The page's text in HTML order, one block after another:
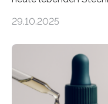
Forschende die
Region Kachin in
ausgezeichnetem
Art einer neuen
nun den Namen
29.10.2025